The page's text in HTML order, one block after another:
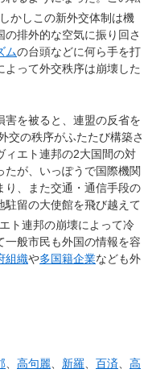
かしこの新外交体制は機
排外的な空気に振り回さ
ムの台頭などに何ら手を打
よって外交秩序は崩壊した
を被ると、連盟の反省を
交の秩序がふたたび構築さ
ィエト連邦の2大国間の対
たが、いっぽうで国際機関
り、また交通・通信手段の
駐留の大使館を飛び越えて
ト連邦の崩壊によって冷
般市民も外国の情報を容
組織や多国籍企業なども外
高句麗 新羅 百済
高